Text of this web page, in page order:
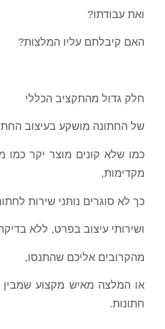
ואת עבודתו?
האם קיבלתם עליו המלצות?
חלק גדול מהתקציב הכללי
של החתונה מושקע בעיצוב
כמו שלא קונים מוצר יקר כמו
מקדימות,
כך לא סוגרים נותני שירות
ושירותי עיצוב בפרט, ללא
מהקרובים אליכם שהתנסו,
או המלצה מאיש מקצוע שמבין
חתונות.